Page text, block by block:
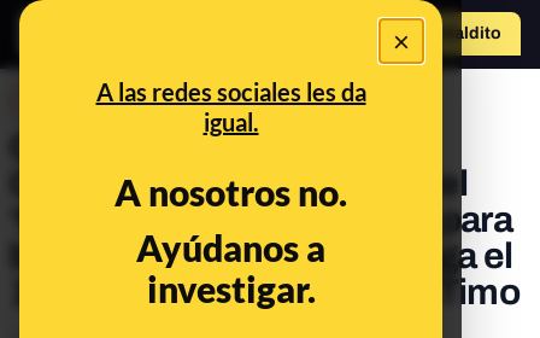
×
A las redes sociales les da
igual.
A nosotros no.
Ayúdanos a
investigar.
Hazte Maldito
Cómo los timadores usan
ChatGPT, en qué consiste el
‘typosquatting’ y consejos para
bloquear nuestro móvil: llega el
11º consultorio de Maldito Timo